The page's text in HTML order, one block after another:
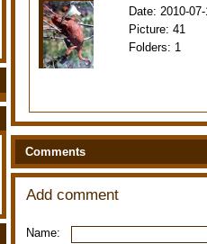
Date: 2010-
Picture: 41
Folders: 1
Comments
Add comment
Name: